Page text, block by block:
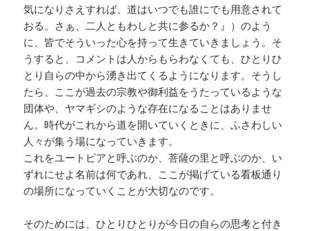
気になりさえすれば、道はいつでも誰にでも用意されて
おる。さぁ、二人ともわしと共に参るか？』）のよう
に、皆でそういった心を持って生きていきましょう。そ
うすると、コメントは人からもらわなくても、ひとりひ
とり自らの中から湧き出てくるようになります。そうし
たら、ここが過去の宗教や御利益をうたっているような
団体や、ヤマギシのような存在になることはありませ
ん。時代がこれから道を開いていくときに、ふさわしい
人々が集う場になっていきます。
これをユートピアと呼ぶのか、菩薩の里と呼ぶのか、い
ずれにせよ名前は何であれ、ここが掲げている看板通り
の場所になっていくことが大切なのです。
そのためには、ひとりひとりが今日の自らの思考と付き